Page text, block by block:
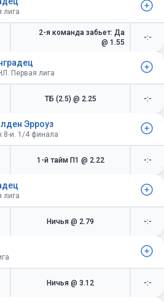
лига
2-я команда забьет: Да
@ 1.55
-:-
Первая лига
ТБ (2.5) @ 2.25 -:-
Эрроуз
8-и. 1/4 финала
1-й тайм П1 @ 2.22 -:-
лига
Ничья @ 2.79 -:-
Ничья @ 3.12 -:-